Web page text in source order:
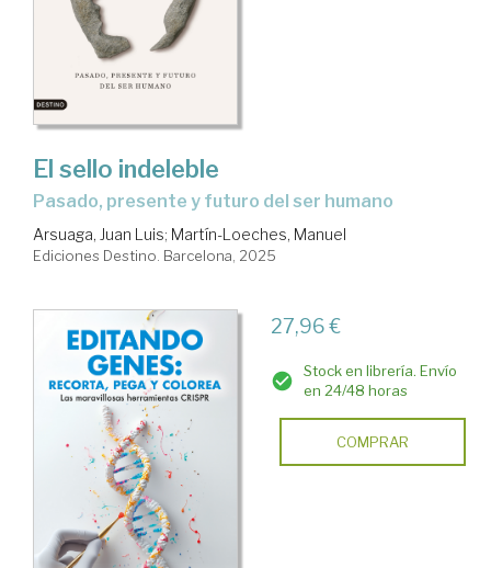
El sello indeleble
Pasado, presente y futuro del ser humano
Arsuaga, Juan Luis; Martín-Loeches, Manuel
Ediciones Destino. Barcelona, 2025
27,96 €
Stock en librería. Envío
en 24/48 horas
COMPRAR